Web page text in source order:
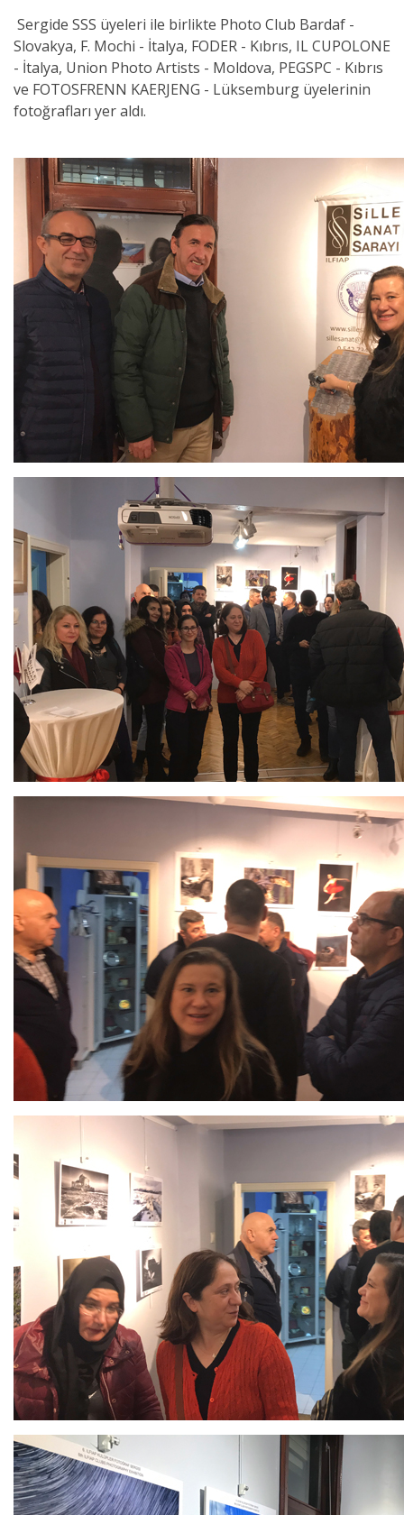
Sergide SSS üyeleri ile birlikte Photo Club Bardaf -
Slovakya, F. Mochi - İtalya, FODER - Kıbrıs, IL CUPOLONE
- İtalya, Union Photo Artists - Moldova, PEGSPC - Kıbrıs
ve FOTOSFRENN KAERJENG - Lüksemburg üyelerinin
fotoğrafları yer aldı.